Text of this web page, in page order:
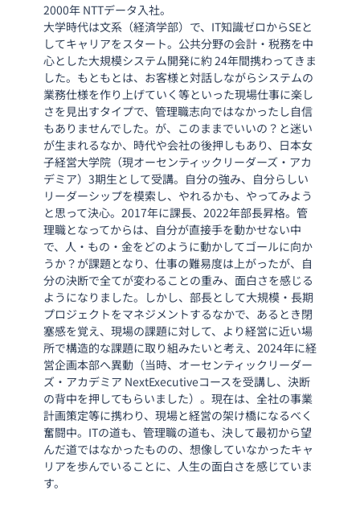
2000年 NTTデータ入社。
大学時代は文系（経済学部）で、IT知識ゼロからSEと
してキャリアをスタート。公共分野の会計・税務を中
心とした大規模システム開発に約 24年間携わってきま
した。もともとは、お客様と対話しながらシステムの
業務仕様を作り上げていく等といった現場仕事に楽し
さを見出すタイプで、管理職志向ではなかったし自信
もありませんでした。が、このままでいいの？と迷い
が生まれるなか、時代や会社の後押しもあり、日本女
子経営大学院（現オーセンティックリーダーズ・アカ
デミア）3期生として受講。自分の強み、自分らしい
リーダーシップを模索し、やれるかも、やってみよう
と思って決心。2017年に課長、2022年部長昇格。管
理職となってからは、自分が直接手を動かせない中
で、人・もの・金をどのように動かしてゴールに向か
うか？が課題となり、仕事の難易度は上がったが、自
分の決断で全てが変わることの重み、面白さを感じる
ようになりました。しかし、部長として大規模・長期
プロジェクトをマネジメントするなかで、あるとき閉
塞感を覚え、現場の課題に対して、より経営に近い場
所で構造的な課題に取り組みたいと考え、2024年に経
営企画本部へ異動（当時、オーセンティックリーダー
ズ・アカデミア NextExecutiveコースを受講し、決断
の背中を押してもらいました）。現在は、全社の事業
計画策定等に携わり、現場と経営の架け橋になるべく
奮闘中。ITの道も、管理職の道も、決して最初から望
んだ道ではなかったものの、想像していなかったキャ
リアを歩んでいることに、人生の面白さを感じていま
す。